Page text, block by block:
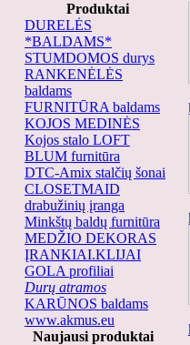
Produktai
DURELĖS
*BALDAMS*
STUMDOMOS durys
RANKENĖLĖS
baldams
FURNITŪRA baldams
KOJOS MEDINĖS
Kojos stalo LOFT
BLUM furnitūra
DTC-Amix stalčių šonai
CLOSETMAID
drabužinių įranga
Minkštų baldų furnitūra
MEDŽIO DEKORAS
ĮRANKIAI.KLIJAI
GOLA profiliai
Durų atramos
KARŪNOS baldams
www.akmus.eu
Naujausi produktai
AMIX/BL-0